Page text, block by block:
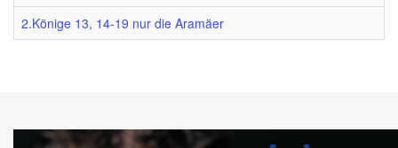
2.Könige 13, 14-19 nur die Aramäer